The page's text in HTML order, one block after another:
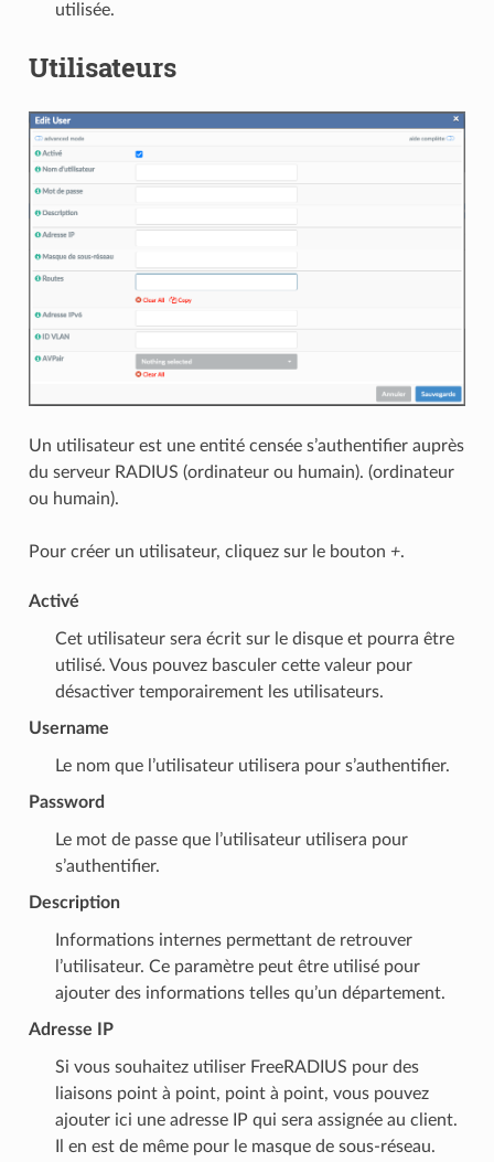
utilisée.
Utilisateurs
Un utilisateur est une entité censée s’authentifier auprès
du serveur RADIUS (ordinateur ou humain). (ordinateur
ou humain).
Pour créer un utilisateur, cliquez sur le bouton +.
Activé
Cet utilisateur sera écrit sur le disque et pourra être
utilisé. Vous pouvez basculer cette valeur pour
désactiver temporairement les utilisateurs.
Username
Le nom que l’utilisateur utilisera pour s’authentifier.
Password
Le mot de passe que l’utilisateur utilisera pour
s’authentifier.
Description
Informations internes permettant de retrouver
l’utilisateur. Ce paramètre peut être utilisé pour
ajouter des informations telles qu’un département.
Adresse IP
Si vous souhaitez utiliser FreeRADIUS pour des
liaisons point à point, point à point, vous pouvez
ajouter ici une adresse IP qui sera assignée au client.
Il en est de même pour le masque de sous-réseau.